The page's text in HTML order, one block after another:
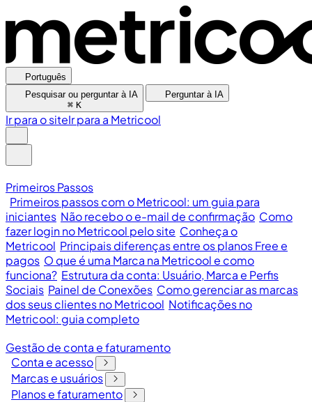
Português
Pesquisar ou perguntar à IA
⌘ K
Perguntar à IA
Ir para o siteIr para a Metricool
Primeiros Passos
Primeiros passos com o Metricool: um guia para
iniciantes Não recebo o e-mail de confirmação Como
fazer login no Metricool pelo site Conheça o
Metricool Principais diferenças entre os planos Free e
pagos O que é uma Marca na Metricool e como
funciona? Estrutura da conta: Usuário, Marca e Perfis
Sociais Painel de Conexões Como gerenciar as marcas
dos seus clientes no Metricool Notificações no
Metricool: guia completo
Gestão de conta e faturamento
Conta e acesso
Marcas e usuários
Planos e faturamento